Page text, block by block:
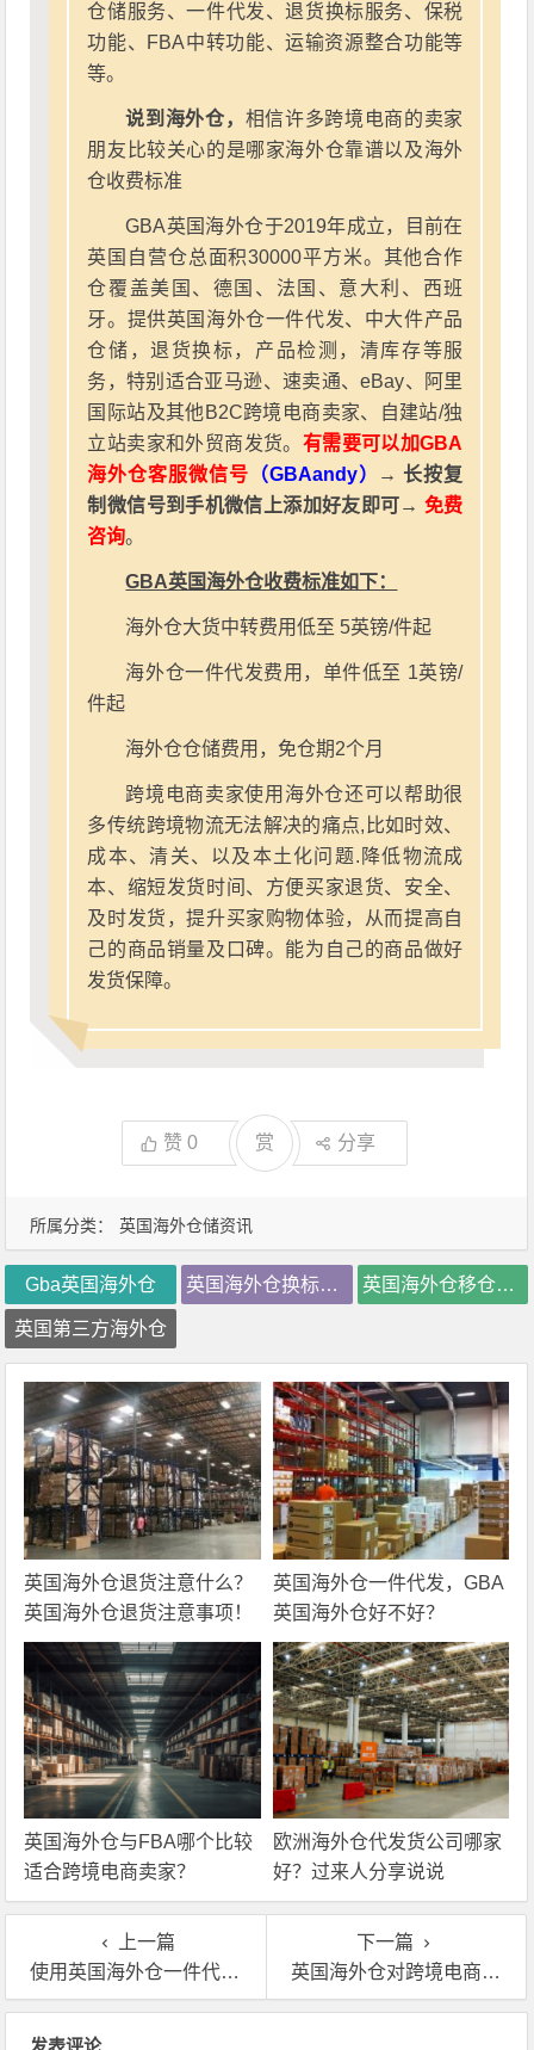
所属分类： 英国海外仓储资讯
仓储服务、一件代发、退货换标服务、保税
功能、FBA中转功能、运输资源整合功能等
等。
说到海外仓， 相信许多跨境电商的卖家
朋友比较关心的是哪家海外仓靠谱以及海外
仓收费标准
GBA英国海外仓于2019年成立，目前在
英国自营仓总面积30000平方米。其他合作
仓覆盖美国、德国、法国、意大利、西班
牙。提供英国海外仓一件代发、中大件产品
仓储，退货换标，产品检测，清库存等服
务，特别适合亚马逊、速卖通、eBay、阿里
国际站及其他B2C跨境电商卖家、自建站/独
立站卖家和外贸商发货。 有需要可以加GBA
海外仓客服微信号 （GBAandy）
→ 长按复
制微信号到手机微信上添加好友即可→ 免费
咨询。
GBA英国海外仓收费标准如下：
海外仓大货中转费用低至 5英镑/件起
海外仓一件代发费用，单件低至 1英镑/
件起
海外仓仓储费用，免仓期2个月
跨境电商卖家使用海外仓还可以帮助很
多传统跨境物流无法解决的痛点,比如时效、
成本、清关、以及本土化问题.降低物流成
本、缩短发货时间、方便买家退货、安全、
及时发货，提升买家购物体验，从而提高自
己的商品销量及口碑。能为自己的商品做好
发货保障。
赞0 赏 分享
Gba英国海外仓 英国海外仓换标价格 英国海外仓移仓换标
英国第三方海外仓
英国海外仓退货注意什么？
英国海外仓退货注意事项！
英国海外仓一件代发，GBA
英国海外仓好不好？
英国海外仓与FBA哪个比较
适合跨境电商卖家？
欧洲海外仓代发货公司哪家
好？过来人分享说说
上一篇
使用英国海外仓一件代发有哪些优势？
下一篇
英国海外仓对跨境电商来讲有哪些必要性？